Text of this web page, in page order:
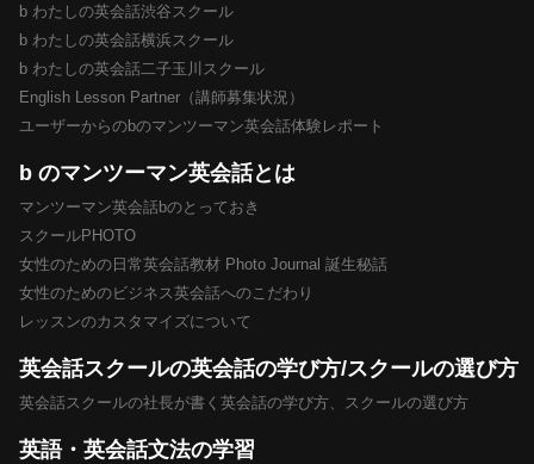
b わたしの英会話渋谷スクール
b わたしの英会話横浜スクール
b わたしの英会話二子玉川スクール
English Lesson Partner（講師募集状況）
ユーザーからのbのマンツーマン英会話体験レポート
b のマンツーマン英会話とは
マンツーマン英会話bのとっておき
スクールPHOTO
女性のための日常英会話教材 Photo Journal 誕生秘話
女性のためのビジネス英会話へのこだわり
レッスンのカスタマイズについて
英会話スクールの英会話の学び方/スクールの選び方
英会話スクールの社長が書く英会話の学び方、スクールの選び方
英語・英会話文法の学習